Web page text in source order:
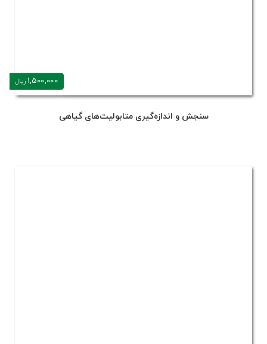
1,500,000 ریال
سنجش و اندازه‌گیری متابولیت‌های گیاهی